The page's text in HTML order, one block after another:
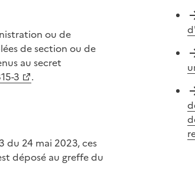
ou de
de section ou de
au secret
3 .
du 24 mai 2023, ces
déposé au greffe du